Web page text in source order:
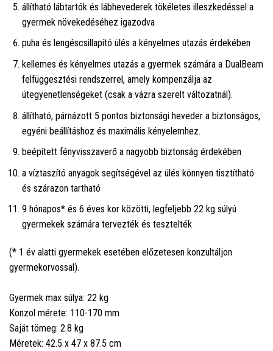
állítható lábtartók és lábhevederek tökéletes illeszkedéssel a
gyermek növekedéséhez igazodva
puha és lengéscsillapító ülés a kényelmes utazás érdekében
kellemes és kényelmes utazás a gyermek számára a DualBeam
felfüggesztési rendszerrel, amely kompenzálja az
útegyenetlenségeket (csak a vázra szerelt változatnál).
állítható, párnázott 5 pontos biztonsági heveder a biztonságos,
egyéni beállításhoz és maximális kényelemhez.
beépített fényvisszaverő a nagyobb biztonság érdekében
a víztaszító anyagok segítségével az ülés könnyen tisztítható
és szárazon tartható
9 hónapos* és 6 éves kor közötti, legfeljebb 22 kg súlyú
gyermekek számára tervezték és tesztelték
(* 1 év alatti gyermekek esetében előzetesen konzultáljon
gyermekorvossal).
Gyermek max súlya: 22 kg
Konzol mérete: 110-170 mm
Saját tömeg: 2.8 kg
Méretek: 42.5 x 47 x 87.5 cm